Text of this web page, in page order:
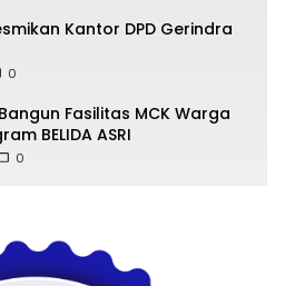
Kantor DPD Gerindra
0
Fasilitas MCK Warga
BELIDA ASRI
0